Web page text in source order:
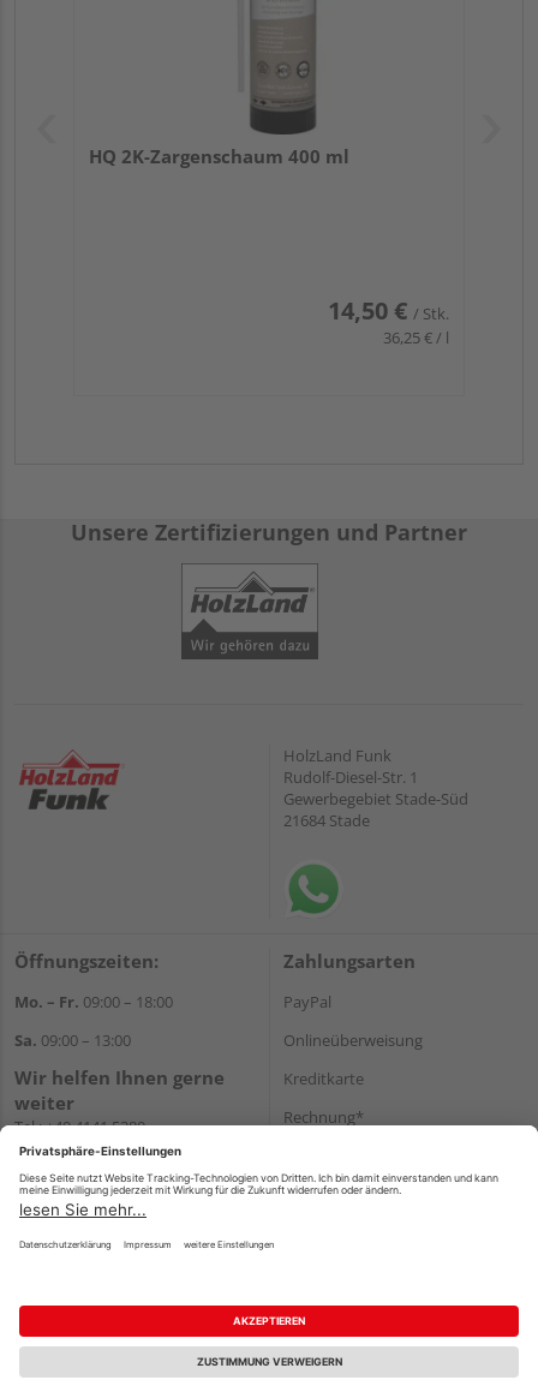
HQ 2K-Zargenschaum 400 ml
14,50 € / Stk.
36,25 € / l
Unsere Zertifizierungen und Partner
HolzLand Funk
Rudolf-Diesel-Str. 1
Gewerbegebiet Stade-Süd
21684 Stade
Öffnungszeiten:
Mo. – Fr. 09:00 – 18:00
Sa. 09:00 – 13:00
Wir helfen Ihnen gerne
weiter
Tel.:+49 4141 5380
E-Mail:shop@holzland-funk.de
WhatsApp
Zahlungsarten
PayPal
Onlineüberweisung
Kreditkarte
Rechnung*
Versand
Impressum AGB Widerruf
Datenschutz
Reservierungsbedingungen
Vertrag widerrufen